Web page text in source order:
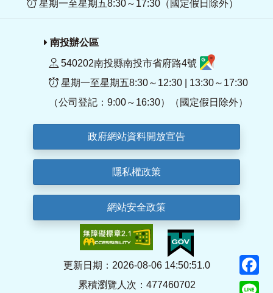
星期一至星期五8:30～17:30（國定假日除外）
南投辦公區
540202南投縣南投市省府路4號
星期一至星期五8:30～12:30 | 13:30～17:30
（公司登記：9:00～16:30）（國定假日除外）
政府網站資料開放宣告
隱私權政策
網站安全政策
更新日期：2026-08-06 14:50:51.0
累積瀏覽人次：477460702